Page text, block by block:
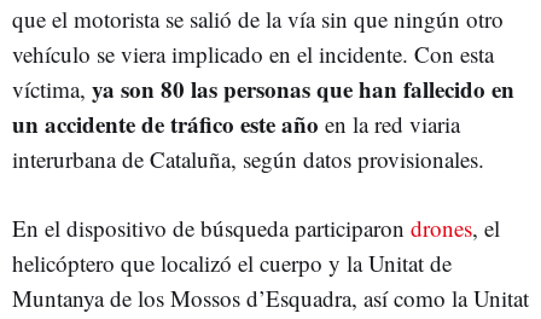
que el motorista se salió de la vía sin que ningún otro
vehículo se viera implicado en el incidente. Con esta
víctima, ya son 80 las personas que han fallecido en
un accidente de tráfico este año en la red viaria
interurbana de Cataluña, según datos provisionales.
En el dispositivo de búsqueda participaron drones, el
helicóptero que localizó el cuerpo y la Unitat de
Muntanya de los Mossos d’Esquadra, así como la Unitat